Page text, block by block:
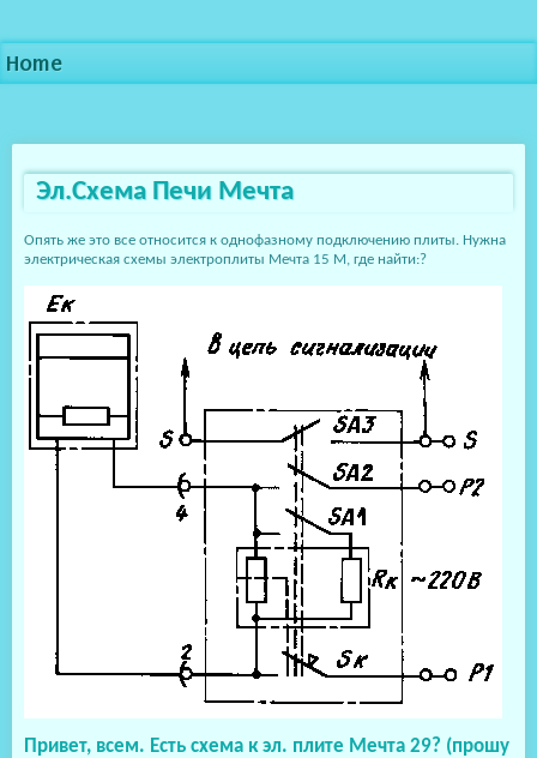
Home
Эл.Схема Печи Мечта
Опять же это все относится к однофазному подключению плиты. Нужна
электрическая схемы электроплиты Мечта 15 М, где найти:?
Привет, всем. Есть схема к эл. плите Мечта 29? (прошу